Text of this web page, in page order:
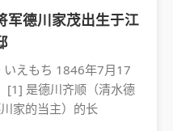
军德川家茂出生于江
いえもち 1846年7月17
[1] 是德川齐顺（清水德
家的当主）的长